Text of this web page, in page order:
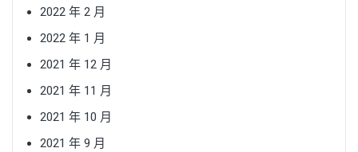
2022 年 2 月
2022 年 1 月
2021 年 12 月
2021 年 11 月
2021 年 10 月
2021 年 9 月